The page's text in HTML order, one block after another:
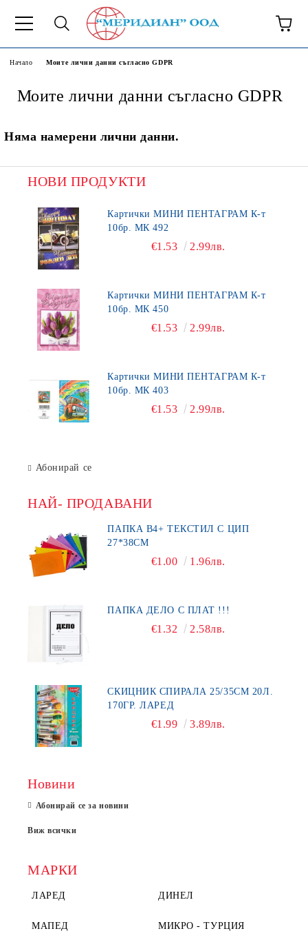
Начало Моите лични данни съгласно GDPR
Моите лични данни съгласно GDPR
Няма намерени лични данни.
НОВИ ПРОДУКТИ
Картички МИНИ ПЕНТАГРАМ К-т
10бр. МК 492
€1.53 2.99лв.
Картички МИНИ ПЕНТАГРАМ К-т
10бр. МК 450
€1.53 2.99лв.
Картички МИНИ ПЕНТАГРАМ К-т
10бр. МК 403
€1.53 2.99лв.
Абонирай се
НАЙ- ПРОДАВАНИ
ПАПКА В4+ ТЕКСТИЛ С ЦИП
27*38СМ
€1.00 1.96лв.
ПАПКА ДЕЛО С ПЛАТ !!!
€1.32 2.58лв.
СКИЦНИК СПИРАЛА 25/35СМ 20Л.
170ГР. ЛАРЕД
€1.99 3.89лв.
Новини
Абонирай се за новини
Виж всички
МАРКИ
ЛАРЕД ДИНЕЛ
МАПЕД МИКРО - ТУРЦИЯ